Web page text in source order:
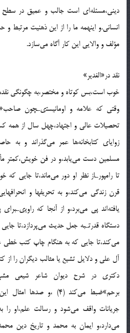
دينى،مسئله‌اى است جالب و عميق در سطح
انسانى.و اينهمه ما را از اين ذهنيت
مؤلف و والايى اين كار آگاه مى‌سازد.
نقد در«الغدير»
خوب است،بس كوتاه و مختصر،به چگونگى
وقتى كه علامه و اومانيستىـچون
تحصيلات عالى و اجتهاد،چهل سال از
زواياى كتابخانه‌ها عمر مى‌گذراند و به
مسلمين دست مى‌يابد،و در فن خويش،كمتر
تا رامپورـاز نظر او دور مى‌ماند،تا جايى
قرن زندگى مى‌كند،و به تحريفها و
يافته‌اند پى مى‌برد،و از آنجا كه
دستگاه قدرتـبه جعل حديث مى‌پردازد،تا
مى‌كند،تا جايى كه به هنگام چاپ كتب خطى
آل على و دلايل تشيع يا مثالب ديگران را از
دكترى در شرح ديوان شاعر شيعى
برحم»ضبط مى‌كند (4) ،و
جريانات واقف مى‌شود و رسالت علم،او را
مى‌دارد،و ايمان به محمد و تاريخ دين